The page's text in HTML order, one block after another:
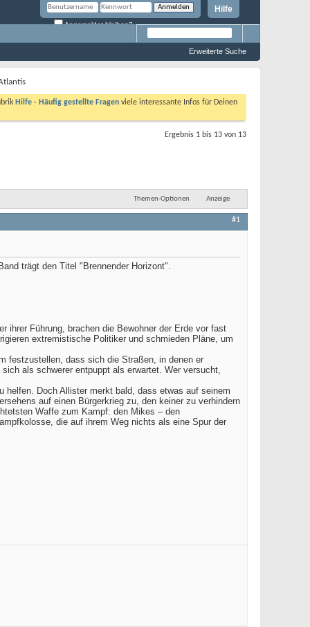
Hilfe
Angemeldet bleiben?
Erweiterte Suche
Hilfe - Häufig gestellte Fragen viele interessante Infos für Deinen
Ergebnis 1 bis 13 von 13
Themen-Optionen Anzeige
#1
trägt den Titel "Brennender Horizont".
ihrer Führung, brachen die Bewohner der Erde vor fast
extremistische Politiker und schmieden Pläne, um
festzustellen, dass sich die Straßen, in denen er
als schwerer entpuppt als erwartet. Wer versucht,
Doch Allister merkt bald, dass etwas auf seinem
auf einen Bürgerkrieg zu, den keiner zu verhindern
Waffe zum Kampf: den Mikes – den
die auf ihrem Weg nichts als eine Spur der